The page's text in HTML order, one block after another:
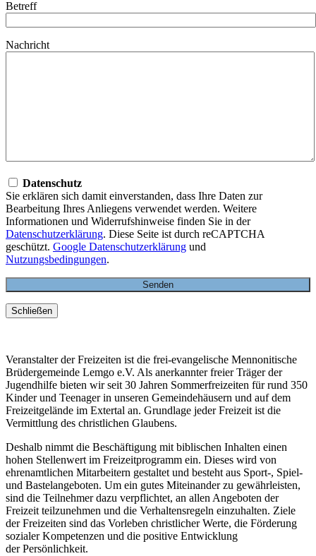
Betreff
Nachricht
Datenschutz
Sie erklären sich damit einverstanden, dass Ihre Daten zur
Bearbeitung Ihres Anliegens verwendet werden. Weitere
Informationen und Widerrufshinweise finden Sie in der
Datenschutzerklärung. Diese Seite ist durch reCAPTCHA
geschützt. Google Datenschutzerklärung und
Nutzungsbedingungen.
Schließen
Veranstalter der Freizeiten ist die frei-evangelische Mennonitische
Brüdergemeinde Lemgo e.V. Als anerkannter freier Träger der
Jugendhilfe bieten wir seit 30 Jahren Sommerfreizeiten für rund 350
Kinder und Teenager in unseren Gemeindehäusern und auf dem
Freizeitgelände im Extertal an. Grundlage jeder Freizeit ist die
Vermittlung des christlichen Glaubens.
Deshalb nimmt die Beschäftigung mit biblischen Inhalten einen
hohen Stellenwert im Freizeitprogramm ein. Dieses wird von
ehrenamtlichen Mitarbeitern gestaltet und besteht aus Sport-, Spiel-
und Bastelangeboten. Um ein gutes Miteinander zu gewährleisten,
sind die Teilnehmer dazu verpflichtet, an allen Angeboten der
Freizeit teilzunehmen und die Verhaltensregeln einzuhalten. Ziele
der Freizeiten sind das Vorleben christlicher Werte, die Förderung
sozialer Kompetenzen und die positive Entwicklung
der Persönlichkeit.